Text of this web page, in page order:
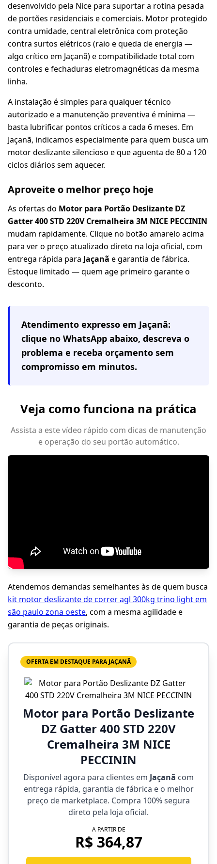
desenvolvido pela Nice para suportar a rotina pesada
de portões residenciais e comerciais. Motor protegido
contra umidade, central eletrônica com proteção
contra surtos elétricos (raio e queda de energia —
algo crítico em Jaçanã) e compatibilidade total com
controles e fechaduras eletromagnéticas da mesma
linha.
A instalação é simples para qualquer técnico
autorizado e a manutenção preventiva é mínima —
basta lubrificar pontos críticos a cada 6 meses. Em
Jaçanã, indicamos especialmente para quem busca um
motor deslizante silencioso e que aguenta de 80 a 120
ciclos diários sem aquecer.
Aproveite o melhor preço hoje
As ofertas do Motor para Portão Deslizante DZ
Gatter 400 STD 220V Cremalheira 3M NICE PECCININ
mudam rapidamente. Clique no botão amarelo acima
para ver o preço atualizado direto na loja oficial, com
entrega rápida para Jaçanã e garantia de fábrica.
Estoque limitado — quem age primeiro garante o
desconto.
Atendimento expresso em Jaçanã:
clique no WhatsApp abaixo, descreva o
problema e receba orçamento sem
compromisso em minutos.
Veja como funciona na prática
Assista a este vídeo rápido com dicas de manutenção
e operação do seu portão automático.
Atendemos demandas semelhantes às de quem busca
kit motor deslizante de correr agl 300kg trino light em
são paulo zona oeste, com a mesma agilidade e
garantia de peças originais.
OFERTA EM DESTAQUE PARA JAÇANÃ
Motor para Portão Deslizante
DZ Gatter 400 STD 220V
Cremalheira 3M NICE
PECCININ
Disponível agora para clientes em Jaçanã com
entrega rápida, garantia de fábrica e o melhor
preço de marketplace. Compra 100% segura
direto pela loja oficial.
A PARTIR DE
R$ 364,87